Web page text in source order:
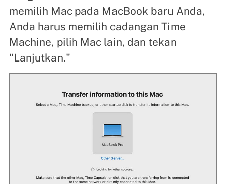
memilih Mac pada MacBook baru Anda,
Anda harus memilih cadangan Time
Machine, pilih Mac lain, dan tekan
"Lanjutkan."